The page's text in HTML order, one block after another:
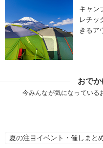
キャン
レチッ
きるア
おで
今みんなが気になっている
夏の注目イベント・催しまと